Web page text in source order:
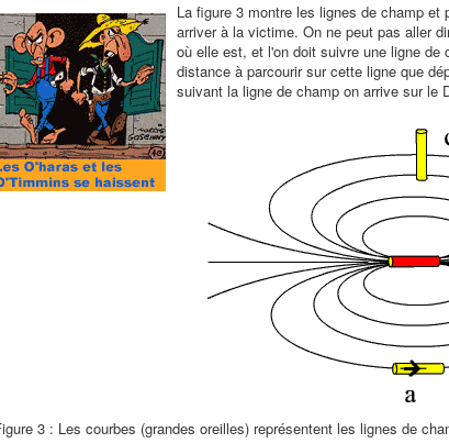
La figure 3 montre les lignes de champ
arriver à la victime. On ne peut pas aller
où elle est, et l'on doit suivre une ligne
distance à parcourir sur cette ligne que
suivant la ligne de champ on arrive sur le
3 : Les courbes (grandes oreilles) représentent les lignes de